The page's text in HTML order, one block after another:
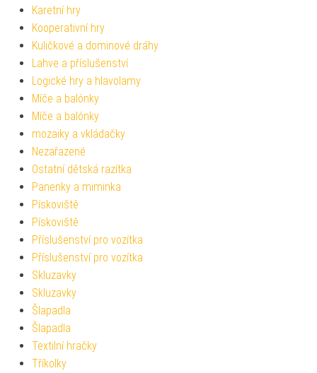
Karetní hry
Kooperativní hry
Kuličkové a dominové dráhy
Lahve a příslušenství
Logické hry a hlavolamy
Míče a balónky
Míče a balónky
mozaiky a vkládačky
Nezařazené
Ostatní dětská razítka
Panenky a miminka
Pískoviště
Pískoviště
Příslušenství pro vozítka
Příslušenství pro vozítka
Skluzavky
Skluzavky
Šlapadla
Šlapadla
Textilní hračky
Tříkolky